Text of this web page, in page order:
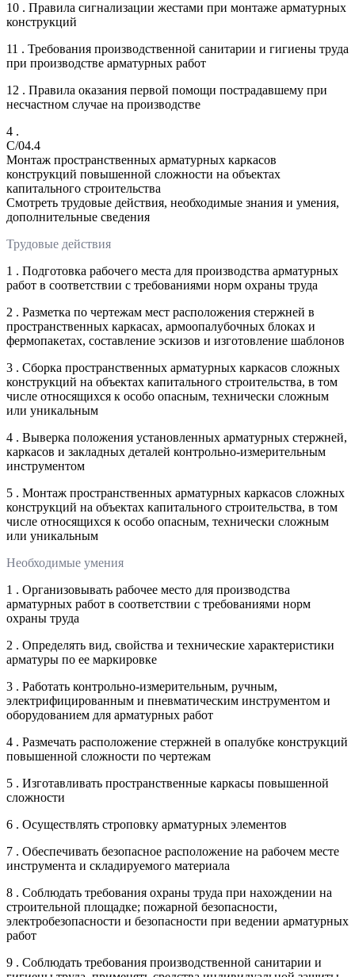
10 . Правила сигнализации жестами при монтаже арматурных
конструкций
11 . Требования производственной санитарии и гигиены труда
при производстве арматурных работ
12 . Правила оказания первой помощи пострадавшему при
несчастном случае на производстве
4 .
C/04.4
Монтаж пространственных арматурных каркасов
конструкций повышенной сложности на объектах
капитального строительства
Смотреть трудовые действия, необходимые знания и умения,
дополнительные сведения
Трудовые действия
1 . Подготовка рабочего места для производства арматурных
работ в соответствии с требованиями норм охраны труда
2 . Разметка по чертежам мест расположения стержней в
пространственных каркасах, армоопалубочных блоках и
фермопакетах, составление эскизов и изготовление шаблонов
3 . Сборка пространственных арматурных каркасов сложных
конструкций на объектах капитального строительства, в том
числе относящихся к особо опасным, технически сложным
или уникальным
4 . Выверка положения установленных арматурных стержней,
каркасов и закладных деталей контрольно-измерительным
инструментом
5 . Монтаж пространственных арматурных каркасов сложных
конструкций на объектах капитального строительства, в том
числе относящихся к особо опасным, технически сложным
или уникальным
Необходимые умения
1 . Организовывать рабочее место для производства
арматурных работ в соответствии с требованиями норм
охраны труда
2 . Определять вид, свойства и технические характеристики
арматуры по ее маркировке
3 . Работать контрольно-измерительным, ручным,
электрифицированным и пневматическим инструментом и
оборудованием для арматурных работ
4 . Размечать расположение стержней в опалубке конструкций
повышенной сложности по чертежам
5 . Изготавливать пространственные каркасы повышенной
сложности
6 . Осуществлять строповку арматурных элементов
7 . Обеспечивать безопасное расположение на рабочем месте
инструмента и складируемого материала
8 . Соблюдать требования охраны труда при нахождении на
строительной площадке; пожарной безопасности,
электробезопасности и безопасности при ведении арматурных
работ
9 . Соблюдать требования производственной санитарии и